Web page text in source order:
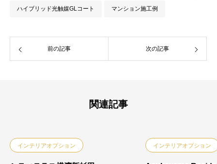
ハイブリッド光触媒GLコート マンション施工例
前の記事 次の記事
関連記事
インテリアオプション インテリアオプション